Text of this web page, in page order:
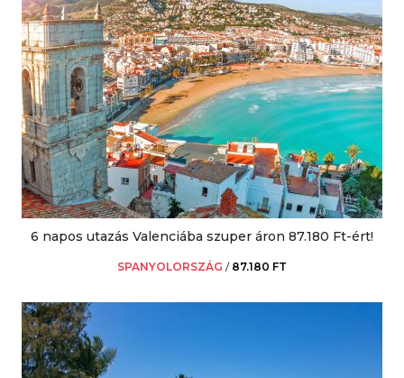
6 napos utazás Valenciába szuper áron 87.180 Ft-ért!
SPANYOLORSZÁG / 87.180 FT